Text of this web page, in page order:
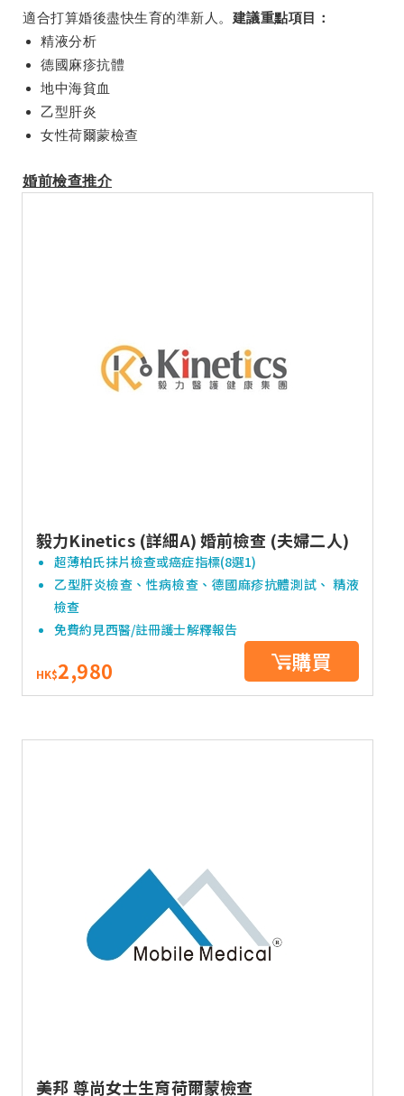
適合打算婚後盡快生育的準新人。 建議重點項目：
精液分析
德國麻疹抗體
地中海貧血
乙型肝炎
女性荷爾蒙檢查
婚前檢查推介
毅力Kinetics (詳細A) 婚前檢查 (夫婦二人)
超薄柏氏抹片檢查或癌症指標(8選1)
乙型肝炎檢查、性病檢查、德國麻疹抗體測試、 精液
檢查
免費約見西醫/註冊護士解釋報告
HK$2,980 購買
美邦 尊尚女士生育荷爾蒙檢查